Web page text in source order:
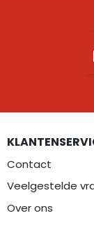
Contact
Veelgestelde
Over ons